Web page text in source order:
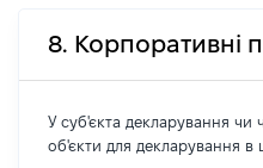
8. Корпоративні
У суб'єкта декларування чи
об'єкти для декларування в